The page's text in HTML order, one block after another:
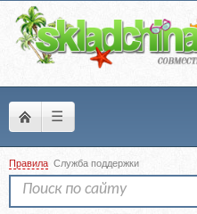
☰
Правила Служба поддержки